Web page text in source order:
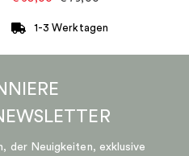
1-3 Werktagen
der Neuigkeiten, exklusive